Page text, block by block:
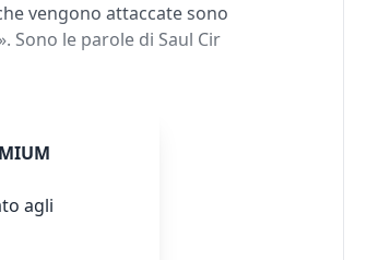
vengono attaccate sono
Sono le parole di Saul Cir
agli